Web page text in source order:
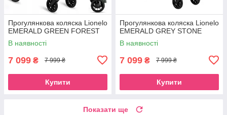
Прогулянкова коляска Lionelo
EMERALD GREEN FOREST
В наявності
7 099 ₴ 7 999 ₴
Купити
Прогулянкова коляска Lionelo
EMERALD GREY STONE
В наявності
7 099 ₴ 7 999 ₴
Купити
Показати ще